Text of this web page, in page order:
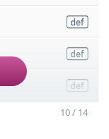
10 / 14